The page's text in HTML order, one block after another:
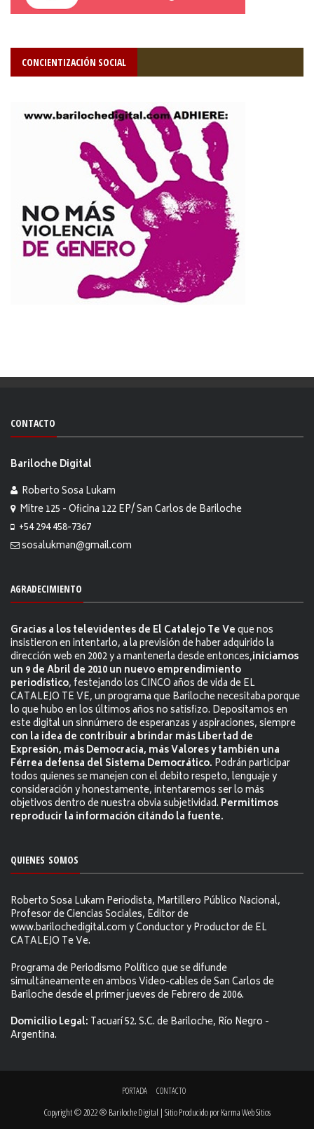
CONCIENTIZACIÓN SOCIAL
CONTACTO
Bariloche Digital
Roberto Sosa Lukam
Mitre 125 - Oficina 122 EP/ San Carlos de Bariloche
+54 294 458-7367
sosalukman@gmail.com
AGRADECIMIENTO
Gracias a los televidentes de El Catalejo Te Veque nos
insistieron en intentarlo, a la previsión de haber adquirido la
dirección web en 2002 y a mantenerla desde entonces,iniciamos
un 9 de Abril de 2010 un nuevo emprendimiento
periodístico, festejando los CINCO años de vida de EL
CATALEJO TE VE, un programa que Bariloche necesitaba porque
lo que hubo en los últimos años no satisfizo. Depositamos en
este digital un sinnúmero de esperanzas y aspiraciones, siempre
con la idea de contribuir a brindar más Libertad de
Expresión, más Democracia, más Valores y también una
Férrea defensa del Sistema Democrático. Podrán participar
todos quienes se manejen con el debito respeto, lenguaje y
consideración y honestamente, intentaremos ser lo más
objetivos dentro de nuestra obvia subjetividad. Permitimos
reproducir la información citándo la fuente.
QUIENES SOMOS
Roberto Sosa Lukam Periodista, Martillero Público Nacional,
Profesor de Ciencias Sociales, Editor de
www.barilochedigital.com y Conductor y Productor de EL
CATALEJO Te Ve.
Programa de Periodismo Político que se difunde
simultáneamente en ambos Video-cables de San Carlos de
Bariloche desde el primer jueves de Febrero de 2006.
Domicilio Legal: Tacuarí 52. S.C. de Bariloche, Río Negro -
Argentina.
PORTADA CONTACTO
Copyright © 2022 ® Bariloche Digital | Sitio Producido porKarma Web Sitios